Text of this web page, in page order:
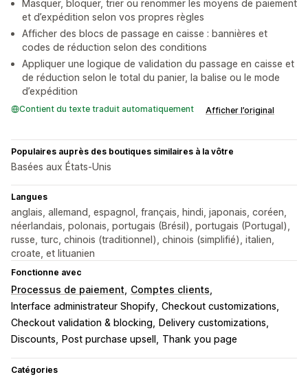
Masquer, bloquer, trier ou renommer les moyens de paiement
et d’expédition selon vos propres règles
Afficher des blocs de passage en caisse : bannières et
codes de réduction selon des conditions
Appliquer une logique de validation du passage en caisse et
de réduction selon le total du panier, la balise ou le mode
d’expédition
Contient du texte traduit automatiquement Afficher l’original
Populaires auprès des boutiques similaires à la vôtre
Basées aux États-Unis
Langues
anglais, allemand, espagnol, français, hindi, japonais, coréen,
néerlandais, polonais, portugais (Brésil), portugais (Portugal),
russe, turc, chinois (traditionnel), chinois (simplifié), italien,
croate, et lituanien
Fonctionne avec
Processus de paiement Comptes clients
Interface administrateur Shopify Checkout customizations
Checkout validation & blocking
Delivery customizations
Discounts
Post purchase upsell Thank you page
Catégories